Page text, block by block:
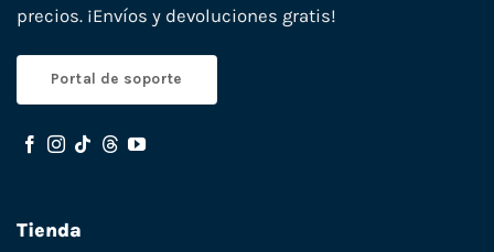
precios. ¡Envíos y devoluciones gratis!
Portal de soporte
Tienda